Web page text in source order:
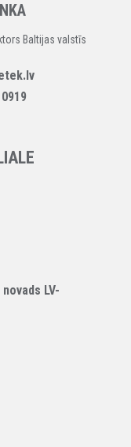
Baltijas valstīs
LV-